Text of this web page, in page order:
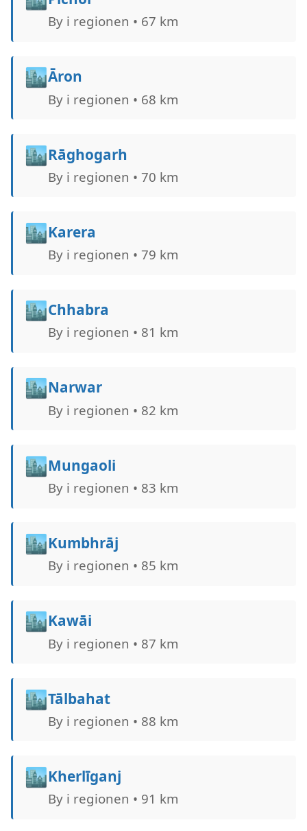
By i regionen • 67 km
🏙️Āron
By i regionen • 68 km
🏙️Rāghogarh
By i regionen • 70 km
🏙️Karera
By i regionen • 79 km
🏙️Chhabra
By i regionen • 81 km
🏙️Narwar
By i regionen • 82 km
🏙️Mungaoli
By i regionen • 83 km
🏙️Kumbhrāj
By i regionen • 85 km
🏙️Kawāi
By i regionen • 87 km
🏙️Tālbahat
By i regionen • 88 km
🏙️Kherlīganj
By i regionen • 91 km